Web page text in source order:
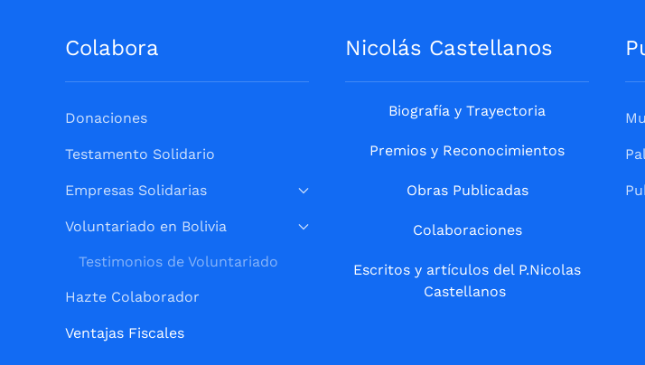
Colabora
Donaciones
Testamento Solidario
Empresas Solidarias
Voluntariado en Bolivia
Testimonios de Voluntariado
Hazte Colaborador
Ventajas Fiscales
Nicolás Castellanos
Biografía y Trayectoria
Premios y Reconocimientos
Obras Publicadas
Colaboraciones
Escritos y artículos del P.Nicolas
Castellanos